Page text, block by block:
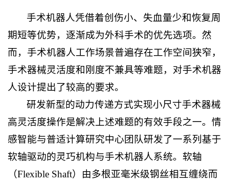
手术机器人凭借着创伤小、失血量少和恢复周
期短等优势，逐渐成为外科手术的优先选项。然
而，手术机器人工作场景普遍存在工作空间狭窄，
手术器械灵活度和刚度不兼具等难题，对手术机器
人设计提出了较高的要求。
研发新型的动力传递方式实现小尺寸手术器械
高灵活度操作是解决上述难题的有效手段之一。情
感智能与普适计算研究中心团队研发了一系列基于
软轴驱动的灵巧机构与手术机器人系统。软轴
（Flexible Shaft）由多根亚毫米级钢丝相互缠绕而